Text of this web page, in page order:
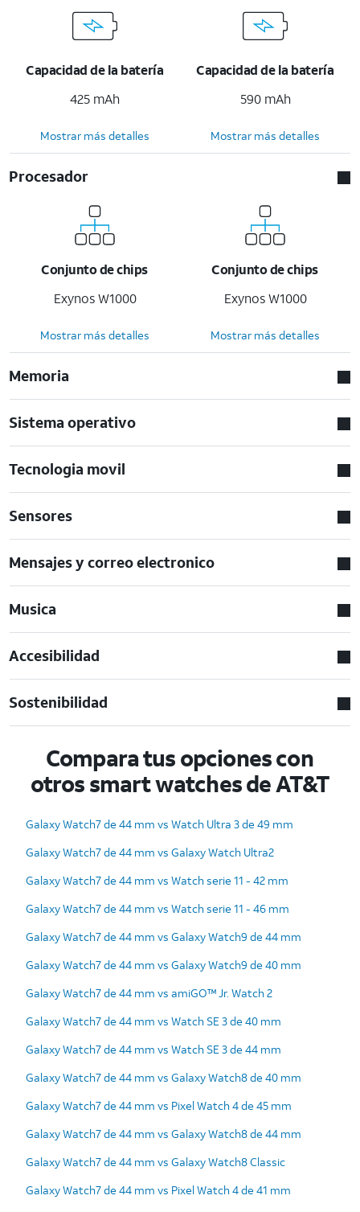
Capacidad de la batería
425 mAh
Capacidad de la batería
590 mAh
Mostrar más detalles Mostrar más detalles
Procesador
Conjunto de chips
Exynos W1000
Conjunto de chips
Exynos W1000
Mostrar más detalles Mostrar más detalles
Memoria
Sistema operativo
Tecnologia movil
Sensores
Mensajes y correo electronico
Musica
Accesibilidad
Sostenibilidad
Compara tus opciones con
otros smart watches de AT&T
Galaxy Watch7 de 44 mm vs Watch Ultra 3 de 49 mm
Galaxy Watch7 de 44 mm vs Galaxy Watch Ultra2
Galaxy Watch7 de 44 mm vs Watch serie 11 - 42 mm
Galaxy Watch7 de 44 mm vs Watch serie 11 - 46 mm
Galaxy Watch7 de 44 mm vs Galaxy Watch9 de 44 mm
Galaxy Watch7 de 44 mm vs Galaxy Watch9 de 40 mm
Galaxy Watch7 de 44 mm vs amiGO™ Jr. Watch 2
Galaxy Watch7 de 44 mm vs Watch SE 3 de 40 mm
Galaxy Watch7 de 44 mm vs Watch SE 3 de 44 mm
Galaxy Watch7 de 44 mm vs Galaxy Watch8 de 40 mm
Galaxy Watch7 de 44 mm vs Pixel Watch 4 de 45 mm
Galaxy Watch7 de 44 mm vs Galaxy Watch8 de 44 mm
Galaxy Watch7 de 44 mm vs Galaxy Watch8 Classic
Galaxy Watch7 de 44 mm vs Pixel Watch 4 de 41 mm